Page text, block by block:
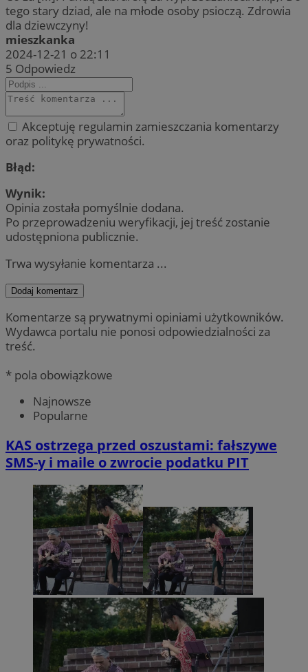
tego stary dziad, ale na młode osoby psioczą. Zdrowia
dla dziewczyny!
mieszkanka
2024-12-21 o 22:11
5 Odpowiedz
Akceptuję regulamin zamieszczania komentarzy
oraz politykę prywatności.
Błąd:
Wynik:
Opinia została pomyślnie dodana.
Po przeprowadzeniu weryfikacji, jej treść zostanie
udostępniona publicznie.
Trwa wysyłanie komentarza ...
Dodaj komentarz
Komentarze są prywatnymi opiniami użytkowników.
Wydawca portalu nie ponosi odpowiedzialności za
treść.
* pola obowiązkowe
Najnowsze
Popularne
KAS ostrzega przed oszustami: fałszywe
SMS-y i maile o zwrocie podatku PIT